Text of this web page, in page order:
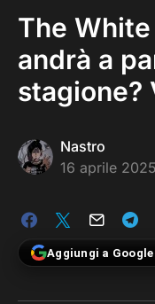
The
andrà a
stagione?
Nastro
16 aprile 2025
Aggiungi a Google